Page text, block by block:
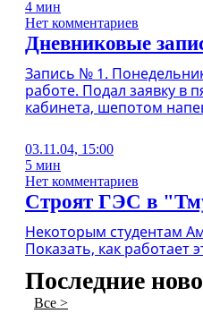
4 мин
Нет комментариев
Дневниковые
Запись № 1.
работе. Подал заявку в
кабинета, шепотом
03.11.04, 15:00
5 мин
Нет комментариев
Строят ГЭС в
Некоторым студентам
Показать, как работает
Последние
Все >